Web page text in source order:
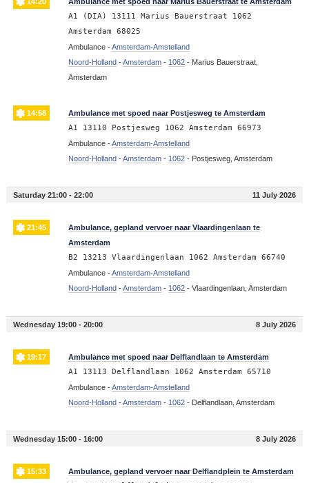
A1 (DIA) 13111 Marius Bauerstraat 1062
Amsterdam 68025
Ambulance -Amsterdam-Amstelland
Noord-Holland-Amsterdam- 1062- Marius Bauerstraat,
Amsterdam
14:58 Ambulance met spoed naar Postjesweg te Amsterdam
A1 13110 Postjesweg 1062 Amsterdam 66973
Ambulance -Amsterdam-Amstelland
Noord-Holland-Amsterdam- 1062- Postjesweg, Amsterdam
Saturday 21:00 - 22:00 11 July 2026
21:45
Ambulance, gepland vervoer naar Vlaardingenlaan te
Amsterdam
B2 13213 Vlaardingenlaan 1062 Amsterdam 66740
Ambulance -Amsterdam-Amstelland
Noord-Holland-Amsterdam- 1062- Vlaardingenlaan, Amsterdam
Wednesday 19:00 - 20:00 8 July 2026
19:17 Ambulance met spoed naar Delflandlaan te Amsterdam
A1 13113 Delflandlaan 1062 Amsterdam 65710
Ambulance -Amsterdam-Amstelland
Noord-Holland-Amsterdam- 1062- Delflandlaan, Amsterdam
Wednesday 15:00 - 16:00 8 July 2026
15:33 Ambulance, gepland vervoer naar Delflandplein te Amsterdam